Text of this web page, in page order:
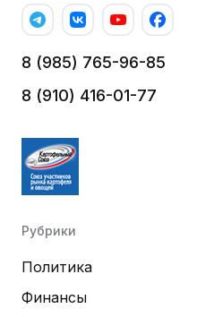
8 (985) 765-96-85
8 (910) 416-01-77
Рубрики
Политика
Финансы